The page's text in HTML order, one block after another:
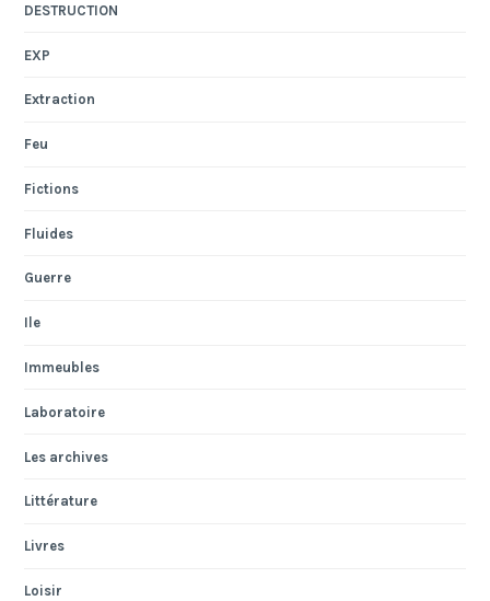
DESTRUCTION
EXP
Extraction
Feu
Fictions
Fluides
Guerre
Ile
Immeubles
Laboratoire
Les archives
Littérature
Livres
Loisir